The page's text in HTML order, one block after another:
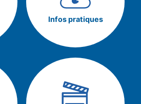
Infos pratiques